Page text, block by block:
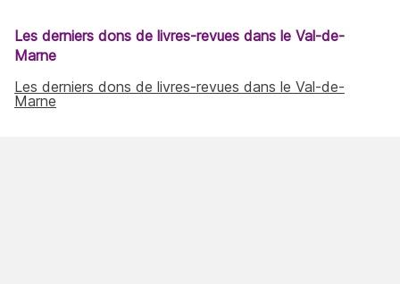
Les derniers dons de livres-revues dans le Val-de-
Marne
Les derniers dons de livres-revues dans le Val-de-
Marne